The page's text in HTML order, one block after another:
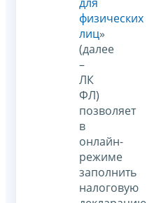
физических
лиц»
(далее
–
ЛК
ФЛ)
позволяет
в
онлайн-
режиме
заполнить
налоговую